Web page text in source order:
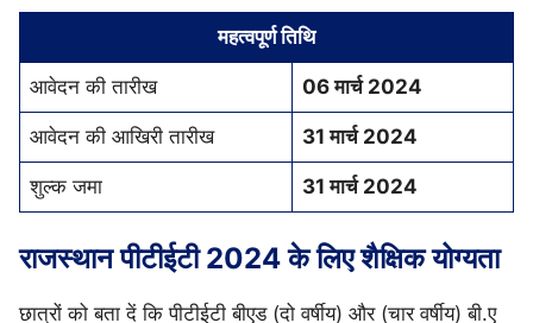
महत्वपूर्ण तिथि
आवेदन की तारीख 06 मार्च 2024
आवेदन की आखिरी तारीख 31 मार्च 2024
शुल्क जमा 31 मार्च 2024
राजस्थान पीटीईटी 2024 के लिए शैक्षिक योग्यता
छात्रों को बता दें कि पीटीईटी बीएड (दो वर्षीय) और (चार वर्षीय) बी.ए